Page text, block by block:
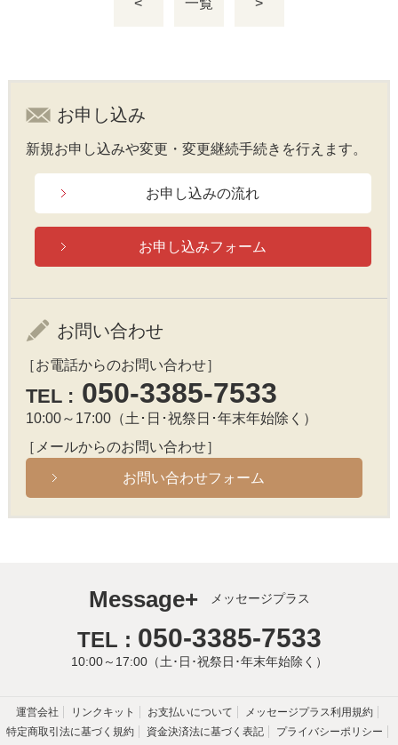
< 一覧 >
お申し込み
新規お申し込みや変更・変更継続手続きを行えます。
お申し込みの流れ
お申し込みフォーム
お問い合わせ
［お電話からのお問い合わせ］
TEL : 050-3385-7533
10:00～17:00（土･日･祝祭日･年末年始除く）
［メールからのお問い合わせ］
お問い合わせフォーム
Message+メッセージプラス
TEL : 050-3385-7533
10:00～17:00（土･日･祝祭日･年末年始除く）
運営会社 リンクキット お支払いについて
メッセージプラス利用規約
特定商取引法に基づく規約
資金決済法に基づく表記 プライバシーポリシー